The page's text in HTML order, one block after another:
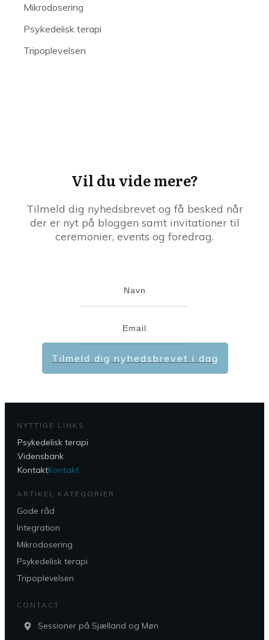
Mikrodosering
Psykedelisk terapi
Tripoplevelsen
Vil du vide mere?
Tilmeld dig nyhedsbrevet og få besked når
der er nyt på bloggen samt invitationer til
ceremonier, events og foredrag.
Tilmeld dig nyhedsbrevet i dag
NYTTIGE LINKS
Psykedelisk terapi
Vidensbank
KontaktKontakt
ARTIKEL KATEGORIER
Gode råd
Integration
Mikrodosering
Psykedelisk terapi
Tripoplevelsen
CONTACT
Sessioner på Sjælland og Møn